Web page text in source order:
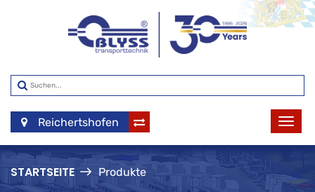
Reichertshofen
STARTSEITE Produkte